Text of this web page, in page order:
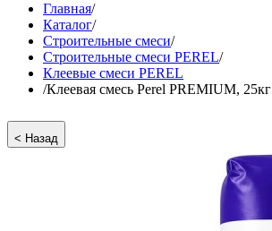
Главная/
Каталог/
Строительные смеси/
Строительные смеси PEREL/
Клеевые смеси PEREL
/Клеевая смесь Perel PREMIUM, 25кг